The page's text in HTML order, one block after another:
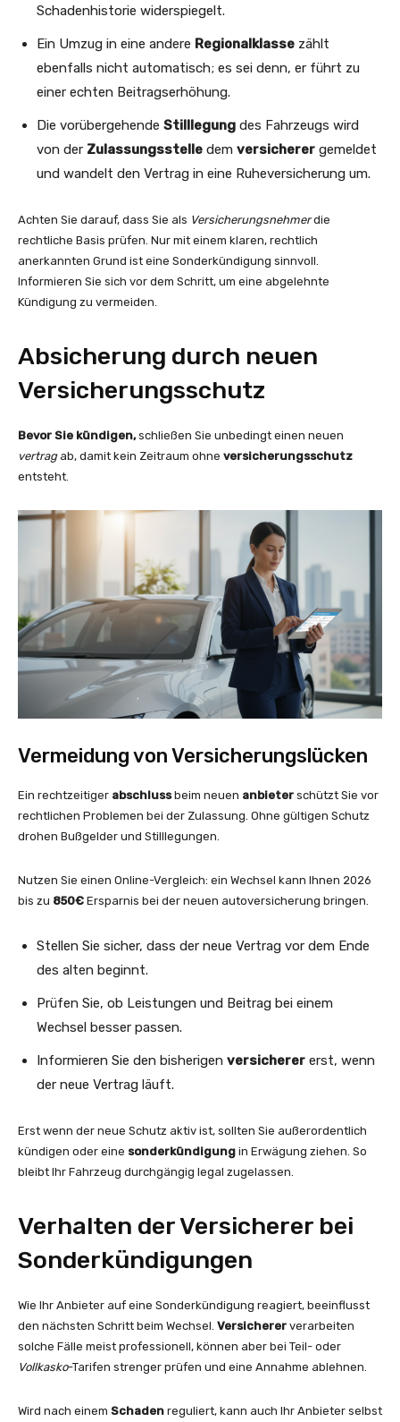
Schadenhistorie widerspiegelt.
Ein Umzug in eine andere Regionalklasse zählt
ebenfalls nicht automatisch; es sei denn, er führt zu
einer echten Beitragserhöhung.
Die vorübergehende Stilllegung des Fahrzeugs wird
von der Zulassungsstelle dem versicherer gemeldet
und wandelt den Vertrag in eine Ruheversicherung um.
Achten Sie darauf, dass Sie als Versicherungsnehmerdie
rechtliche Basis prüfen. Nur mit einem klaren, rechtlich
anerkannten Grund ist eine Sonderkündigung sinnvoll.
Informieren Sie sich vor dem Schritt, um eine abgelehnte
Kündigung zu vermeiden.
Absicherung durch neuen
Versicherungsschutz
Bevor Sie kündigen,schließen Sie unbedingt einen neuen
vertragab, damit kein Zeitraum ohne versicherungsschutz
entsteht.
Vermeidung von Versicherungslücken
Ein rechtzeitiger abschlussbeim neuen anbieter schützt Sie vor
rechtlichen Problemen bei der Zulassung. Ohne gültigen Schutz
drohen Bußgelder und Stilllegungen.
Nutzen Sie einen Online-Vergleich: ein Wechsel kann Ihnen 2026
bis zu 850€ Ersparnis bei der neuen autoversicherung bringen.
Stellen Sie sicher, dass der neue Vertrag vor dem Ende
des alten beginnt.
Prüfen Sie, ob Leistungen und Beitrag bei einem
Wechsel besser passen.
Informieren Sie den bisherigen versicherer erst, wenn
der neue Vertrag läuft.
Erst wenn der neue Schutz aktiv ist, sollten Sie außerordentlich
kündigen oder eine sonderkündigung in Erwägung ziehen. So
bleibt Ihr Fahrzeug durchgängig legal zugelassen.
Verhalten der Versicherer bei
Sonderkündigungen
Wie Ihr Anbieter auf eine Sonderkündigung reagiert, beeinflusst
den nächsten Schritt beim Wechsel. Versicherer verarbeiten
solche Fälle meist professionell, können aber bei Teil- oder
Vollkasko-Tarifen strenger prüfen und eine Annahme ablehnen.
Wird nach einem Schaden reguliert, kann auch Ihr Anbieter selbst